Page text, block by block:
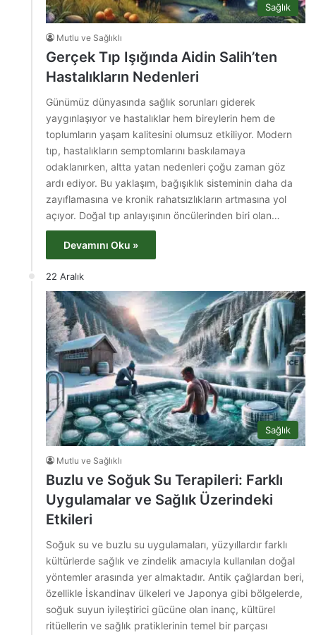
Sağlık
Mutlu ve Sağlıklı
Gerçek Tıp Işığında Aidin Salih’ten
Hastalıkların Nedenleri
Günümüz dünyasında sağlık sorunları giderek
yaygınlaşıyor ve hastalıklar hem bireylerin hem de
toplumların yaşam kalitesini olumsuz etkiliyor. Modern
tıp, hastalıkların semptomlarını baskılamaya
odaklanırken, altta yatan nedenleri çoğu zaman göz
ardı ediyor. Bu yaklaşım, bağışıklık sisteminin daha da
zayıflamasına ve kronik rahatsızlıkların artmasına yol
açıyor. Doğal tıp anlayışının öncülerinden biri olan…
Devamını Oku »
22 Aralık
Sağlık
Mutlu ve Sağlıklı
Buzlu ve Soğuk Su Terapileri: Farklı
Uygulamalar ve Sağlık Üzerindeki
Etkileri
Soğuk su ve buzlu su uygulamaları, yüzyıllardır farklı
kültürlerde sağlık ve zindelik amacıyla kullanılan doğal
yöntemler arasında yer almaktadır. Antik çağlardan beri,
özellikle İskandinav ülkeleri ve Japonya gibi bölgelerde,
soğuk suyun iyileştirici gücüne olan inanç, kültürel
ritüellerin ve sağlık pratiklerinin temel bir parçası